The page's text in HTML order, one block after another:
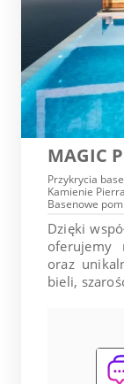
MAGIC
Przykrycia
Kamienie Pierra
Basenowe
Dzięki
oferujemy
oraz
bieli,